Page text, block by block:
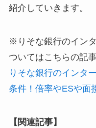
紹介していきます。
※りそな銀行のイン
ついてはこちらの記
りそな銀行のインタ
条件！倍率やESや面
【関連記事】